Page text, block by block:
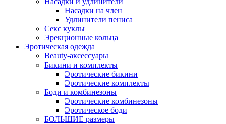
Насадки на член
Удлинители пениса
Секс куклы
Эрекционные кольца
Эротическая одежда
Beauty-аксессуары
Бикини и комплекты
Эротические бикини
Эротические комплекты
Боди и комбинезоны
Эротические комбинезоны
Эротическое боди
БОЛЬШИЕ размеры